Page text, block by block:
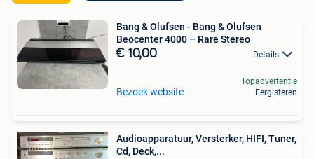
Bang & Olufsen - Bang & Olufsen
Beocenter 4000 – Rare Stereo
€ 10,00 Details
Bezoek website
Topadvertentie
Eergisteren
Audioapparatuur, Versterker, HIFI, Tuner,
Cd, Deck,...